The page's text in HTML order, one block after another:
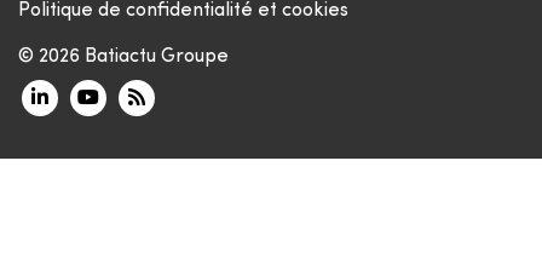
Politique de confidentialité et cookies
© 2026 Batiactu Groupe